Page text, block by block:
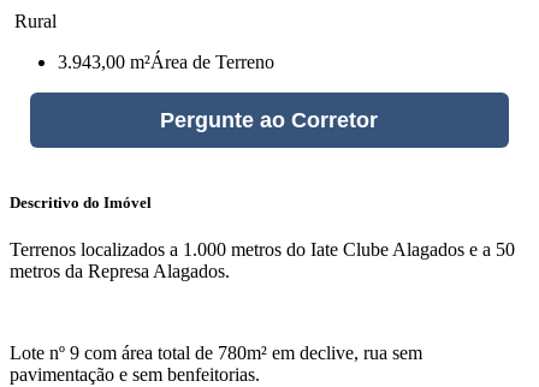
Rural
3.943,00 m²Área de Terreno
Pergunte ao Corretor
Descritivo do Imóvel
Terrenos localizados a 1.000 metros do Iate Clube Alagados e a 50
metros da Represa Alagados.
Lote nº 9 com área total de 780m² em declive, rua sem
pavimentação e sem benfeitorias.